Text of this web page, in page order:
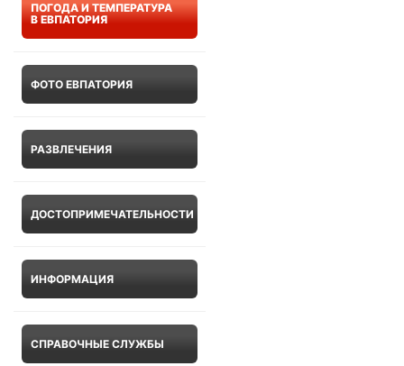
ПОГОДА И ТЕМПЕРАТУРА
В ЕВПАТОРИЯ
ФОТО ЕВПАТОРИЯ
РАЗВЛЕЧЕНИЯ
ДОСТОПРИМЕЧАТЕЛЬНОСТИ
ИНФОРМАЦИЯ
СПРАВОЧНЫЕ СЛУЖБЫ